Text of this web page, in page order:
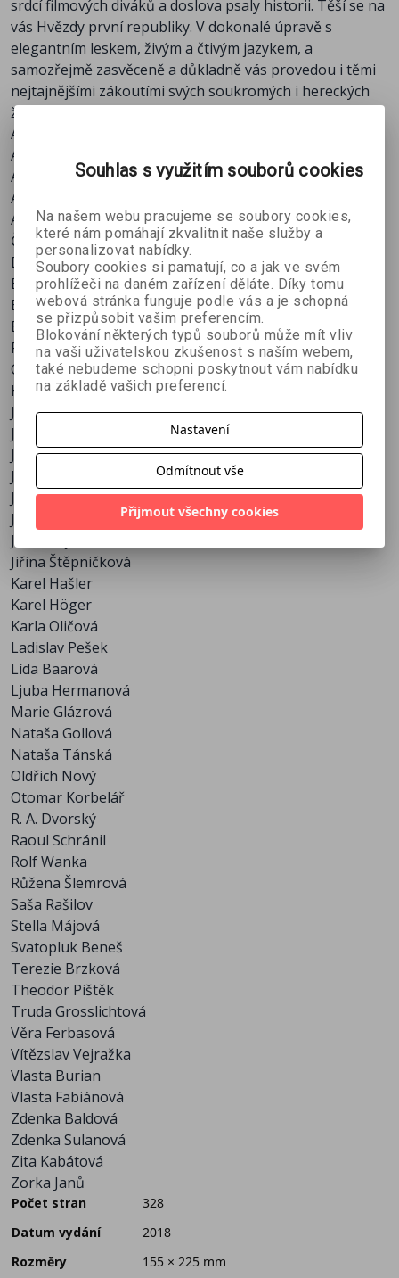
Nataša Tánská
Oldřich Nový
Otomar Korbelář
R. A. Dvorský
Raoul Schránil
Saša Rašilov
Stella Májová
Terezie Brzková
Theodor Pištěk
Truda Grosslichtová
Věra Ferbasová
Vítězslav Vejražka
Vlasta Burian
Vlasta Fabiánová
Zdenka Baldová
Zdenka Sulanová
Zita Kabátová
srdcí filmových diváků a doslova psaly historii. Těší se na
vás Hvězdy první republiky. V dokonalé úpravě s
elegantním leskem, živým a čtivým jazykem, a
samozřejmě zasvěceně a důkladně vás provedou i těmi
nejtajnějšími zákoutími svých soukromých i hereckých
životů.
Adina Mandlová
Anna Letenská
Anny Ondráková
Antonie Nedošínská
Antonín Novotný
Čeněk Šlégl
Dagmar Frýbortová
Eduard Kohout
Elena Hálková
Eva Gerová
Ferenc Futurista
Gustav Nezval
Hugo Haas
Jan Pivec
Jan Werich
Jana Dítětová
Jaroslav Marvan
Jindřich Plachta
Jiří Voskovec
Jiřina Šejbalová
Jiřina Štěpničková
Karel Hašler
Karel Höger
Karla Oličová
Ladislav Pešek
Lída Baarová
Ljuba Hermanová
Marie Glázrová
Nataša Gollová
Nataša Tánská
Oldřich Nový
Otomar Korbelář
R. A. Dvorský
Raoul Schránil
Rolf Wanka
Růžena Šlemrová
Saša Rašilov
Stella Májová
Svatopluk Beneš
Terezie Brzková
Theodor Pištěk
Truda Grosslichtová
Věra Ferbasová
Vítězslav Vejražka
Vlasta Burian
Vlasta Fabiánová
Zdenka Baldová
Zdenka Sulanová
Zita Kabátová
Zorka Janů
Počet stran
328
Datum vydání
2018
Rozměry
155 × 225 mm
Souhlas s využitím souborů cookies
Na našem webu pracujeme se soubory cookies,
které nám pomáhají zkvalitnit naše služby a
personalizovat nabídky.
Soubory cookies si pamatují, co a jak ve svém
prohlížeči na daném zařízení děláte. Díky tomu
webová stránka funguje podle vás a je schopná
se přizpůsobit vašim preferencím.
Blokování některých typů souborů může mít vliv
na vaši uživatelskou zkušenost s naším webem,
také nebudeme schopni poskytnout vám nabídku
na základě vašich preferencí.
Nastavení
Odmítnout vše
Přijmout všechny cookies